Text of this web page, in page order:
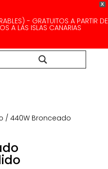
X
- GRATUITOS A PARTIR DE
A LAS ISLAS CANARIAS
/ 440W Bronceado